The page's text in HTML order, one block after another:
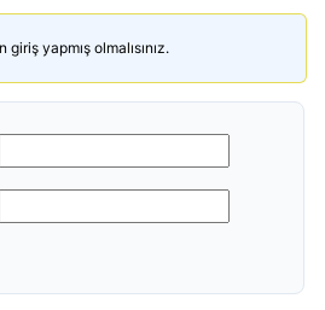
yapmış olmalısınız.